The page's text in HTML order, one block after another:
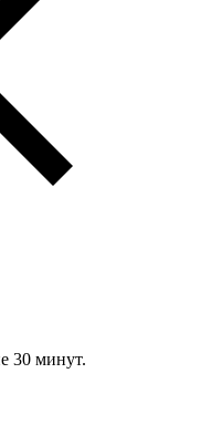
30 минут.